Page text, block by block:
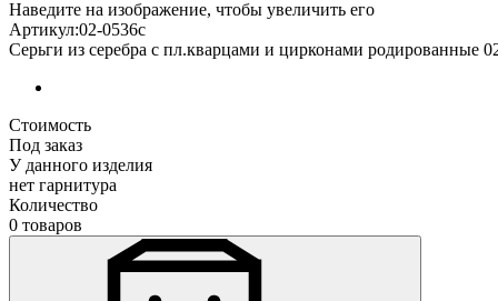
Наведите на изображение, чтобы увеличить его
Артикул:02-0536с
Серьги из серебра с пл.кварцами и цирконами родированные
Стоимость
Под заказ
У данного изделия
нет гарнитура
Количество
0 товаров